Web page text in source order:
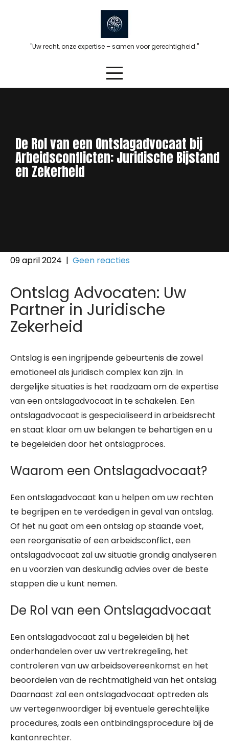
"Uw recht, onze expertise – samen voor gerechtigheid."
De Rol van een Ontslagadvocaat bij
Arbeidsconflicten: Juridische Bijstand
en Zekerheid
09 april 2024 | Geen reacties
Ontslag Advocaten: Uw
Partner in Juridische
Zekerheid
Ontslag is een ingrijpende gebeurtenis die zowel
emotioneel als juridisch complex kan zijn. In
dergelijke situaties is het raadzaam om de expertise
van een ontslagadvocaat in te schakelen. Een
ontslagadvocaat is gespecialiseerd in arbeidsrecht
en staat klaar om uw belangen te behartigen en u
te begeleiden door het ontslagproces.
Waarom een Ontslagadvocaat?
Een ontslagadvocaat kan u helpen om uw rechten
te begrijpen en te verdedigen in geval van ontslag.
Of het nu gaat om een ontslag op staande voet,
een reorganisatie of een arbeidsconflict, een
ontslagadvocaat zal uw situatie grondig analyseren
en u voorzien van deskundig advies over de beste
stappen die u kunt nemen.
De Rol van een Ontslagadvocaat
Een ontslagadvocaat zal u begeleiden bij het
onderhandelen over uw vertrekregeling, het
controleren van uw arbeidsovereenkomst en het
beoordelen van de rechtmatigheid van het ontslag.
Daarnaast zal een ontslagadvocaat optreden als
uw vertegenwoordiger bij eventuele gerechtelijke
procedures, zoals een ontbindingsprocedure bij de
kantonrechter.